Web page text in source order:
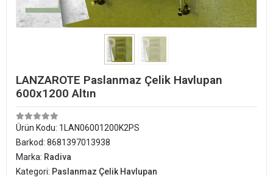
LANZAROTE Paslanmaz Çelik Havlupan
600x1200 Altın
Ürün Kodu: 1LAN06001200K2PS
Barkod: 8681397013938
Marka: Radiva
Kategori: Paslanmaz Çelik Havlupan